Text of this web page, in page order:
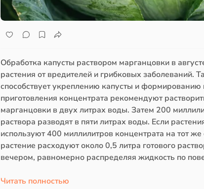
Обработка капусты раствором марганцовки в
растения от вредителей и грибковых заболеваний.
способствует укреплению капусты и
приготовления концентрата рекомендуют
марганцовки в двух литрах воды. Затем 200
раствора разводят в пяти литрах воды. Если
используют 400 миллилитров концентрата на тот
растение расходуют около 0,5 литра готового
вечером, равномерно распределяя жидкость по
Читать полностью